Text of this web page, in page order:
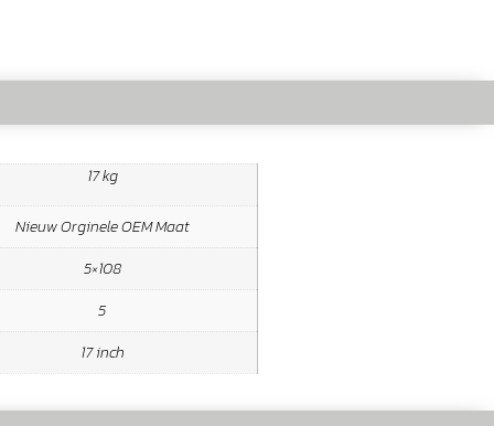
17 kg
Nieuw Orginele OEM Maat
5×108
5
17 inch